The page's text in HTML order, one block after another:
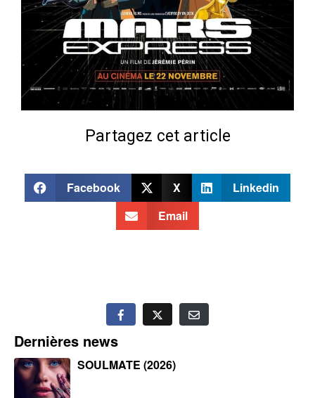
Partagez cet article
Facebook X
Linkedin
Email
Dernières news
SOULMATE (2026)